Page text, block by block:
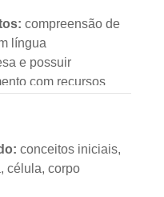
compreensão de
língua
e possuir
com recursos
sem tutoria
conceitos iniciais,
célula, corpo